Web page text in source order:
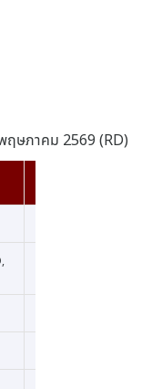
ษภาคม 2569 (RD)